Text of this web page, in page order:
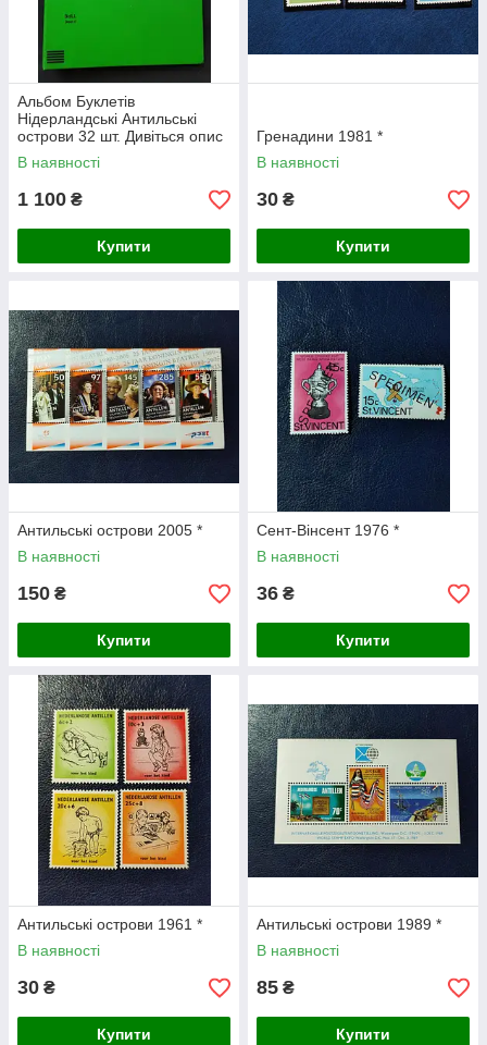
Альбом Буклетів
Нідерландські Антильські
острови 32 шт. Дивіться опис
В наявності
1 100 ₴
Купити
Гренадини 1981 *
В наявності
30 ₴
Купити
Антильські острови 2005 *
В наявності
150 ₴
Купити
Сент-Вінсент 1976 *
В наявності
36 ₴
Купити
Антильські острови 1961 *
В наявності
30 ₴
Купити
Антильські острови 1989 *
В наявності
85 ₴
Купити